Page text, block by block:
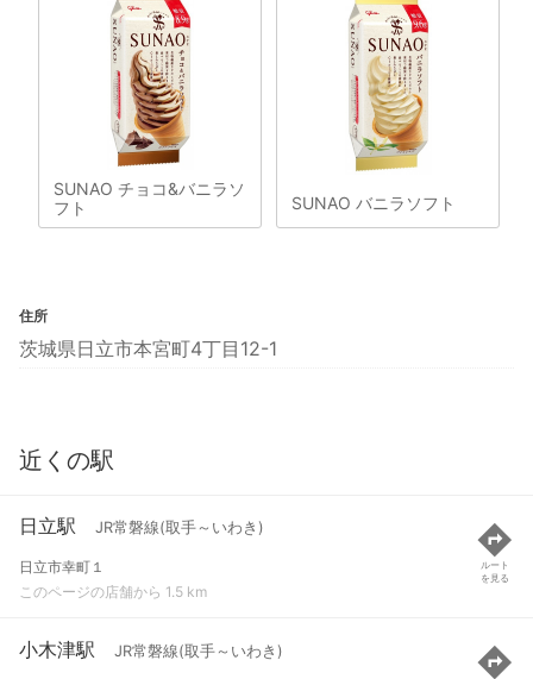
SUNAO チョコ&バニラソ
フト
SUNAO バニラソフト
住所
茨城県日立市本宮町4丁目12-1
近くの駅
日立駅 JR常磐線(取手～いわき)
日立市幸町１
このページの店舗から 1.5 km
ルート
を見る
小木津駅 JR常磐線(取手～いわき)